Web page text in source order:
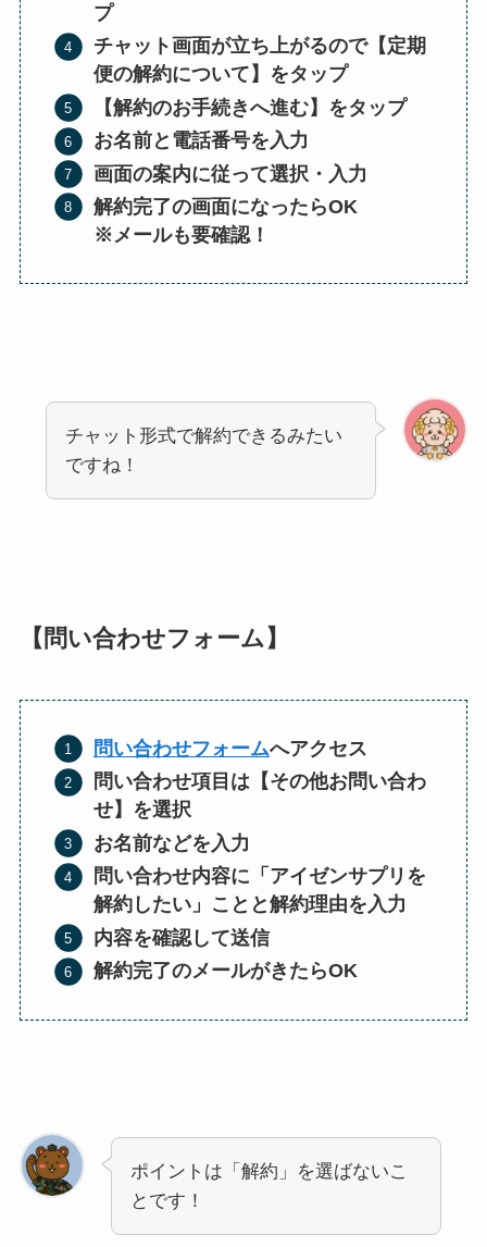
プ
チャット画面が立ち上がるので【定期
便の解約について】をタップ
【解約のお手続きへ進む】をタップ
お名前と電話番号を入力
画面の案内に従って選択・入力
解約完了の画面になったらOK
※メールも要確認！
チャット形式で解約できるみたい
ですね！
【問い合わせフォーム】
問い合わせフォームへアクセス
問い合わせ項目は【その他お問い合わ
せ】を選択
お名前などを入力
問い合わせ内容に「アイゼンサプリを
解約したい」ことと解約理由を入力
内容を確認して送信
解約完了のメールがきたらOK
ポイントは「解約」を選ばないこ
とです！